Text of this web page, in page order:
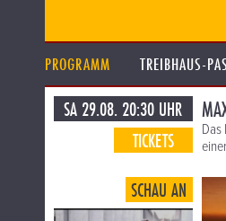
PROGRAMM TREIBHAUS-
SA 29.08. 20:30 UHR
TICKETS
Das
SCHAU AN